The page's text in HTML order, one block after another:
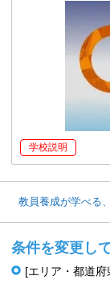
学校説明
教員養成が学べる
条件を変更し
[エリア・都道